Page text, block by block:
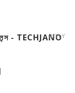
লেন্স - TECHJANO
REPLY